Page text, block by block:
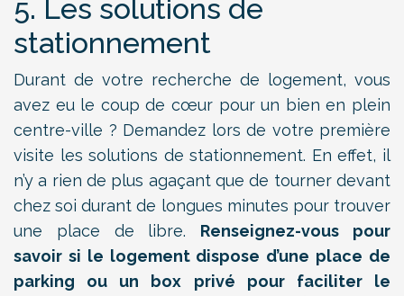
5. Les solutions de
stationnement
Durant de votre recherche de logement, vous
avez eu le coup de cœur pour un bien en plein
centre-ville ? Demandez lors de votre première
visite les solutions de stationnement. En effet, il
n’y a rien de plus agaçant que de tourner devant
chez soi durant de longues minutes pour trouver
une place de libre. Renseignez-vous pour
savoir si le logement dispose d’une place de
parking ou un box privé pour faciliter le